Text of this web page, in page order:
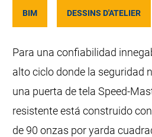
BIM DESSINS D'ATELIER
Para una confiabilidad
alto ciclo donde la seguridad
una puerta de tela Speed-
resistente está construido
de 90 onzas por yarda